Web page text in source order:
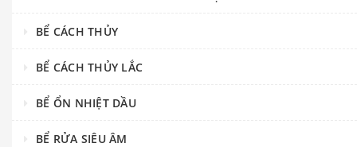
BỂ CÁCH THỦY
BỂ CÁCH THỦY LẮC
BỂ ỔN NHIỆT DẦU
BỂ RỬA SIÊU ÂM